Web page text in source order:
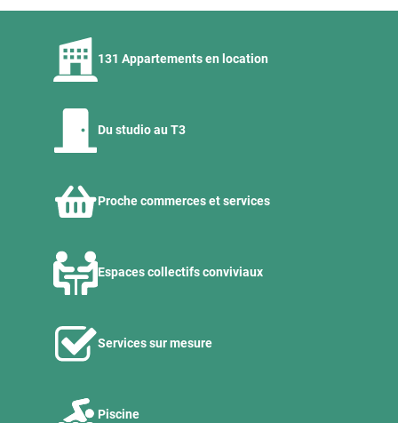
131 Appartements en location
Du studio au T3
Proche commerces et services
Espaces collectifs conviviaux
Services sur mesure
Piscine